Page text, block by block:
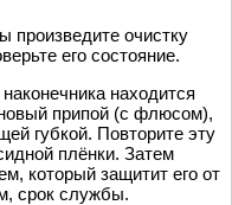
произведите очистку
его состояние.
находится
припой (с флюсом),
губкой. Повторите эту
плёнки. Затем
который защитит его от
срок службы.